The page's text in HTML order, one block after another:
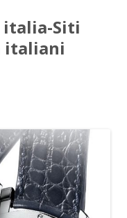
italia-Siti
italiani